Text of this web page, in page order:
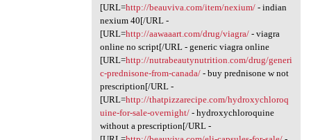
[URL=http://beauviva.com/item/nexium/- indian
nexium 40[/URL -
[URL=http://aawaaart.com/drug/viagra/- viagra
online no script[/URL - generic viagra online
[URL=http://nutrabeautynutrition.com/drug/generi
c-prednisone-from-canada/- buy prednisone w not
prescription[/URL -
[URL=http://thatpizzarecipe.com/hydroxychloroq
uine-for-sale-overnight/- hydroxychloroquine
without a prescription[/URL -